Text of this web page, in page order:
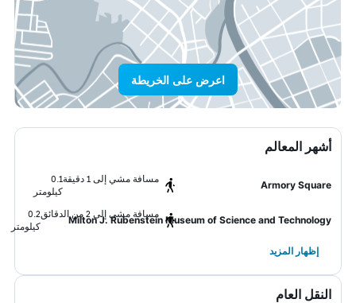
اعرض على الخريطة
أشهر المعالم
Armory Square
مسافة مشي إلى 1 دقيقة
0.1
كيلومتر
Milton J. Rubenstein Museum of Science and Technology
مسافة مشي إلى 2 من الدقائق
0.2
كيلومتر
إظهار المزيد
النقل العام